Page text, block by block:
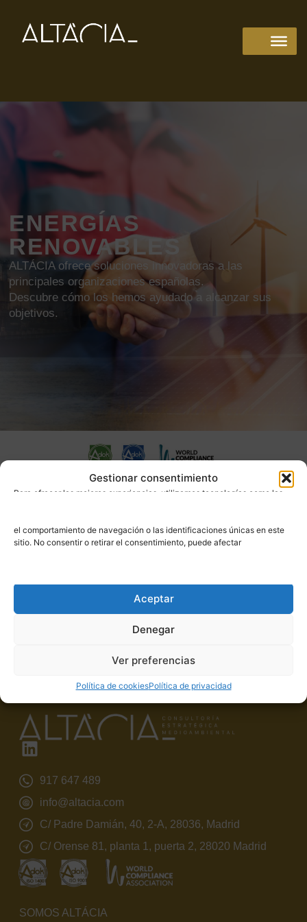
Gestionar consentimiento
Para ofrecer las mejores experiencias, utilizamos tecnologías como las
el comportamiento de navegación o las identificaciones únicas en este
sitio. No consentir o retirar el consentimiento, puede afectar
Aceptar
Denegar
Ver preferencias
Política de cookiesPolítica de privacidad
ENERGÍAS
RENOVABLES
ALTÁCIA ofrece soluciones innovadoras a las
principales organizaciones españolas.
Descubre cómo los hemos ayudado a alcanzar sus
objetivos.
LOCALIZACIÓN
ÁMBITOS
Parece que no podemos encontrar lo que estás buscando.
917 647 489
info@altacia.com
C/ Padre Damián, 40, 2-A, 28036, Madrid
C/ Orense 81, planta 1, puerta 2, 28020 Madrid
SOMOS ALTÁCIA